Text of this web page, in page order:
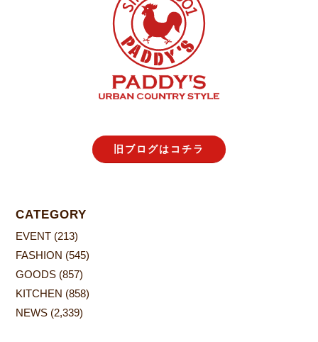
旧ブログはコチラ
CATEGORY
EVENT (213)
FASHION (545)
GOODS (857)
KITCHEN (858)
NEWS (2,339)